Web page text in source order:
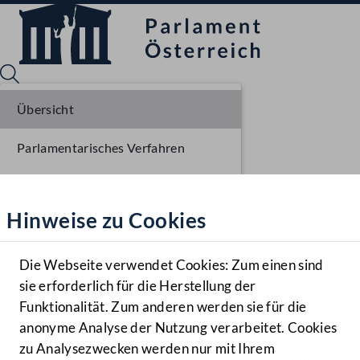
Hilfe
Benutzer
Navigationsmenü öffnen
MENÜ
Hinweise zu Cookies
Die Webseite verwendet Cookies: Zum einen sind
sie erforderlich für die Herstellung der
Funktionalität. Zum anderen werden sie für die
anonyme Analyse der Nutzung verarbeitet. Cookies
zu Analysezwecken werden nur mit Ihrem
Übersicht
Parlamentarisches Verfahren
Ausschussberatungen NR
Plenarberatungen NR